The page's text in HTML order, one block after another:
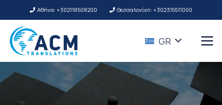
Αθήνα: +302118508200 Θεσσαλονίκη: +302315511000
GR